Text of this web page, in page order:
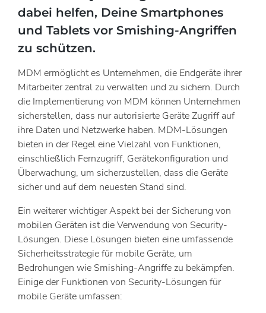
dabei helfen, Deine Smartphones
und Tablets vor Smishing-Angriffen
zu schützen.
MDM ermöglicht es Unternehmen, die Endgeräte ihrer
Mitarbeiter zentral zu verwalten und zu sichern. Durch
die Implementierung von MDM können Unternehmen
sicherstellen, dass nur autorisierte Geräte Zugriff auf
ihre Daten und Netzwerke haben. MDM-Lösungen
bieten in der Regel eine Vielzahl von Funktionen,
einschließlich Fernzugriff, Gerätekonfiguration und
Überwachung, um sicherzustellen, dass die Geräte
sicher und auf dem neuesten Stand sind.
Ein weiterer wichtiger Aspekt bei der Sicherung von
mobilen Geräten ist die Verwendung von Security-
Lösungen. Diese Lösungen bieten eine umfassende
Sicherheitsstrategie für mobile Geräte, um
Bedrohungen wie Smishing-Angriffe zu bekämpfen.
Einige der Funktionen von Security-Lösungen für
mobile Geräte umfassen: